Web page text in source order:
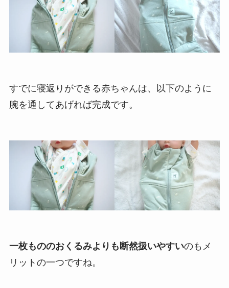
すでに寝返りができる赤ちゃんは、以下のように
腕を通してあげれば完成です。
一枚もののおくるみよりも断然扱いやすいのもメ
リットの一つですね。